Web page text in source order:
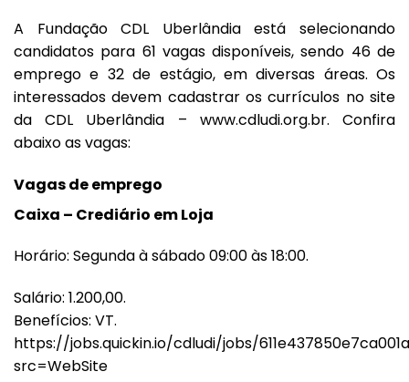
A Fundação CDL Uberlândia está selecionando
candidatos para 61 vagas disponíveis, sendo 46 de
emprego e 32 de estágio, em diversas áreas. Os
interessados devem cadastrar os currículos no site
da CDL Uberlândia – www.cdludi.org.br. Confira
abaixo as vagas:
Vagas de emprego
Caixa – Crediário em Loja
Horário: Segunda à sábado 09:00 às 18:00.
Salário: 1.200,00.
Benefícios: VT.
https://jobs.quickin.io/cdludi/jobs/
src=WebSite